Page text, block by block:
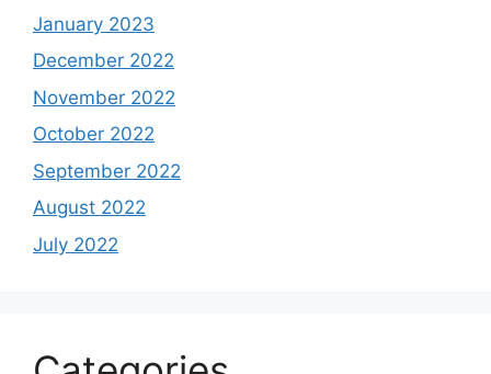
January 2023
December 2022
November 2022
October 2022
September 2022
August 2022
July 2022